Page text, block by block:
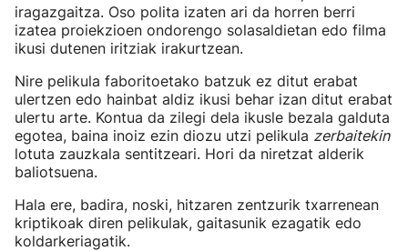
iragazgaitza. Oso polita izaten ari da horren berri
izatea proiekzioen ondorengo solasaldietan edo filma
ikusi dutenen iritziak irakurtzean.
Nire pelikula faboritoetako batzuk ez ditut erabat
ulertzen edo hainbat aldiz ikusi behar izan ditut erabat
ulertu arte. Kontua da zilegi dela ikusle bezala galduta
egotea, baina inoiz ezin diozu utzi pelikula zerbaitekin
lotuta zauzkala sentitzeari. Hori da niretzat alderik
baliotsuena.
Hala ere, badira, noski, hitzaren zentzurik txarrenean
kriptikoak diren pelikulak, gaitasunik ezagatik edo
koldarkeriagatik.